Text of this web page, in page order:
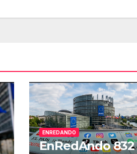
ENREDANDO
EnRedAndo 832